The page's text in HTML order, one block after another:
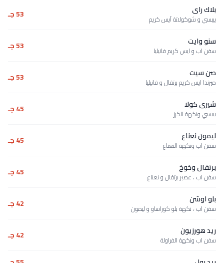
بلاك راى
بيبسي و شوكولاتة آيس كريم 53 جـ
سنو وايت
سفن اب و ايس كريم فانيليا 53 جـ
صن سيت
ميرندا ايس كريم برتقال و فانيليا 53 جـ
شيرى كولا
بيبسي ونكهة الكرز 45 جـ
ليمون نعناع
سفن اب ونكهة النعناع 45 جـ
برتقال وخوخ
سفن اب ، عصير برتقال و نعناع 45 جـ
بلو اوشن
سفن اب ، نكهة بلو كوراساو و ليمون 42 جـ
ريد هورزيون
سفن اب ونكهة الفراولة 42 جـ